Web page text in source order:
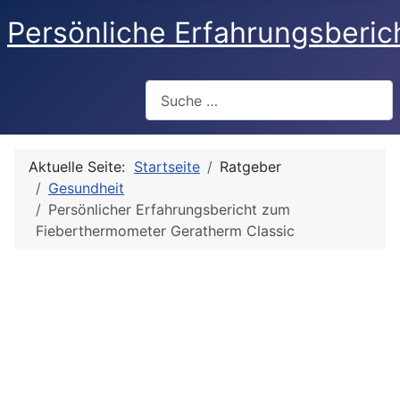
Persönliche
Aktuelle Seite: Startseite
Ratgeber
Gesundheit
Persönlicher Erfahrungsbericht zum
Fieberthermometer Geratherm Classic